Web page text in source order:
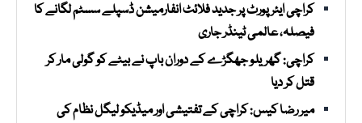
کراچی ایئرپورٹ پر جدید فلائٹ انفارمیشن ڈسپلے سسٹم لگانے کا
فیصلہ، عالمی ٹینڈر جاری
کراچی: گھریلو جھگڑے کے دوران باپ نے بیٹے کو گولی مار کر
قتل کر دیا
میر رضا کیس: کراچی کے تفتیشی اور میڈیکو لیگل نظام کی